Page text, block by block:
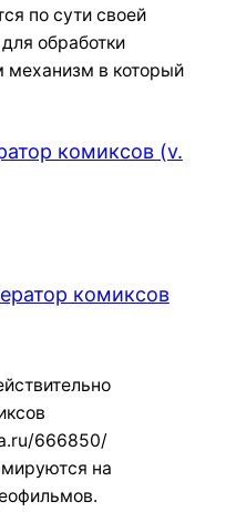
по сути своей
обработки
механизм в который
комиксов (v.
комиксов
666850/
на